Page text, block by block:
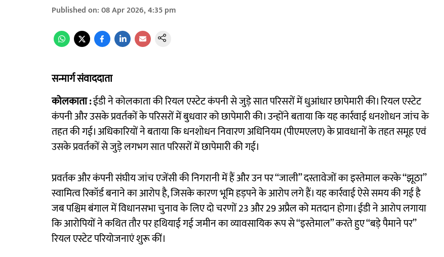
Published on:08 Apr 2026, 4:35 pm
सन्मार्ग संवाददाता
कोलकाता :ईडी ने कोलकाता की रियल एस्टेट कंपनी से जुड़े सात परिसरों में धुआंधार छापेमारी की। रियल एस्टेट
कंपनी और उसके प्रवर्तकों के परिसरों में बुधवार को छापेमारी की। उन्होंने बताया कि यह कार्रवाई धनशोधन जांच के
तहत की गई। अधिकारियों ने बताया कि धनशोधन निवारण अधिनियम (पीएमएलए) के प्रावधानों के तहत समूह एवं
उसके प्रवर्तकों से जुड़े लगभग सात परिसरों में छापेमारी की गई।
प्रवर्तक और कंपनी संघीय जांच एजेंसी की निगरानी में हैं और उन पर ‘‘जाली’’ दस्तावेजों का इस्तेमाल करके ‘‘झूठा’’
स्वामित्व रिकॉर्ड बनाने का आरोप है, जिसके कारण भूमि हड़पने के आरोप लगे हैं। यह कार्रवाई ऐसे समय की गई है
जब पश्चिम बंगाल में विधानसभा चुनाव के लिए दो चरणों 23 और 29 अप्रैल को मतदान होगा। ईडी ने आरोप लगाया
कि आरोपियों ने कथित तौर पर हथियाई गई जमीन का व्यावसायिक रूप से ‘‘इस्तेमाल’’ करते हुए ‘‘बड़े पैमाने पर’’
रियल एस्टेट परियोजनाएं शुरू कीं।